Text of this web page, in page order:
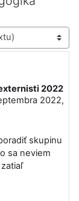
2022
2022,
skupinu
sa neviem